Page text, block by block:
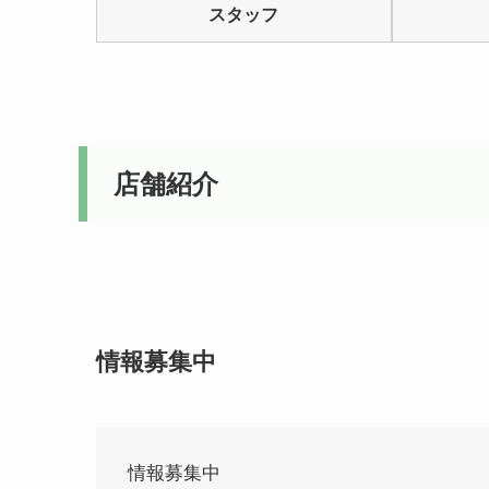
スタッフ
店舗紹介
情報募集中
情報募集中